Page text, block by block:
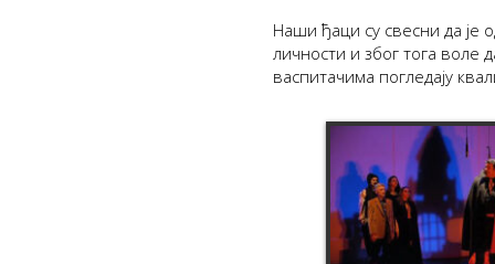
Наши ђаци су свесни да је
личности и због тога воле
васпитачима погледају